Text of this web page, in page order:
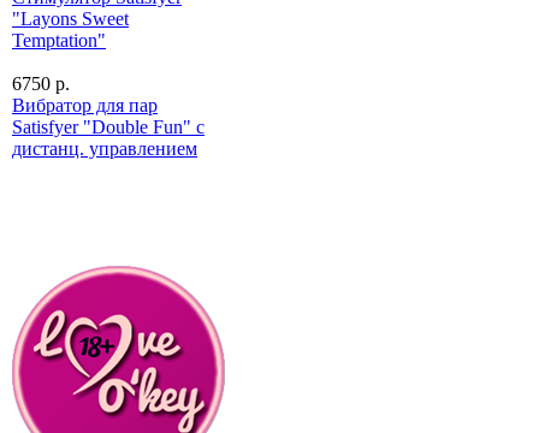
"Layons Sweet
Temptation"
6750 р.
Вибратор для пар
Satisfyer "Double Fun" с
дистанц. управлением